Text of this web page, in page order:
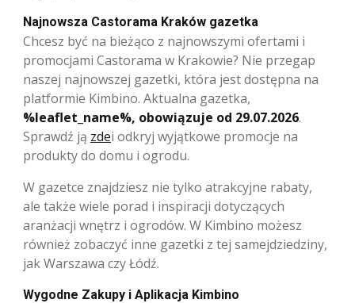
Najnowsza Castorama Kraków gazetka
Chcesz być na bieżąco z najnowszymi ofertami i
promocjami Castorama w Krakowie? Nie przegap
naszej najnowszej gazetki, która jest dostępna na
platformie Kimbino. Aktualna gazetka,
%leaflet_name%, obowiązuje od 29.07.2026.
Sprawdź ją zdei odkryj wyjątkowe promocje na
produkty do domu i ogrodu.
W gazetce znajdziesz nie tylko atrakcyjne rabaty,
ale także wiele porad i inspiracji dotyczących
aranżacji wnętrz i ogrodów. W Kimbino możesz
również zobaczyć inne gazetki z tej samejdziedziny,
jak Warszawa czy Łódź.
Wygodne Zakupy i Aplikacja Kimbino